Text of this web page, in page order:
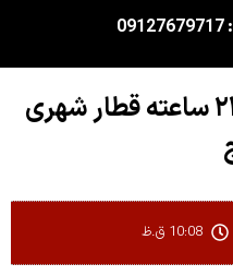
آمادگی خدمت‌رسانی ۲۴ ساعته قطار شهری
10:08 ق.ظ